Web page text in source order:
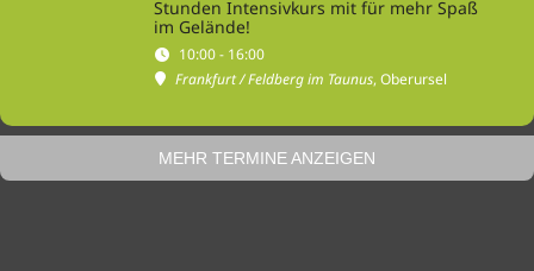
Stunden Intensivkurs mit für mehr Spaß
im Gelände!
10:00 - 16:00
Frankfurt / Feldberg im Taunus, Oberursel
MEHR TERMINE ANZEIGEN